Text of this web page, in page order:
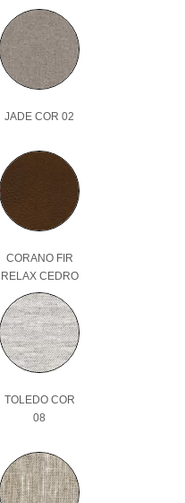
JADE COR 02
CORANO FIR
RELAX CEDRO
TOLEDO COR
08